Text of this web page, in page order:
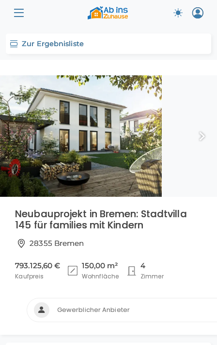
Zur Ergebnisliste
Gewerblicher Anbieter
Neubauprojekt in Bremen: Stadtvilla
145 für families mit Kindern
28355 Bremen
793.125,60 €
Kaufpreis
150,00 m²
Wohnfläche
4
Zimmer